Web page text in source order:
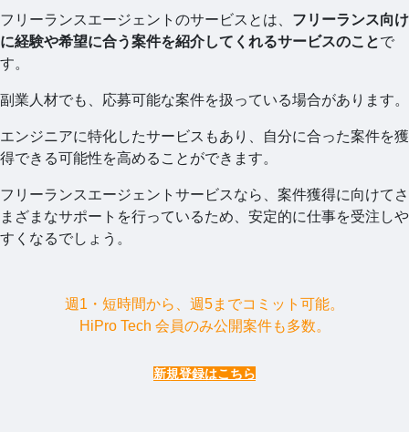
フリーランスエージェントのサービスとは、 フリーランス向け
に経験や希望に合う案件を紹介してくれるサービスのことで
す。
副業人材でも、応募可能な案件を扱っている場合があります。
エンジニアに特化したサービスもあり、自分に合った案件を獲
得できる可能性を高めることができます。
フリーランスエージェントサービスなら、案件獲得に向けてさ
まざまなサポートを行っているため、安定的に仕事を受注しや
すくなるでしょう。
週1・短時間から、週5までコミット可能。
HiPro Tech 会員のみ公開案件も多数。
新規登録はこちら